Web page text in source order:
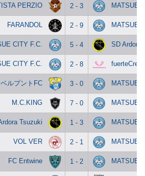
PERZIO 2 - 3 MATSUE
FARANDOL 2 - 9 MATSUE
CITY F.C. 5 - 4 SD Ardora
CITY F.C. 2 - 8
ベルプントFC 3 - 0 MATSUE
M.C.KING 7 - 0 MATSUE
Tsuzuki 1 - 3 MATSUE
VOL VER 2 - 1 MATSUE
FC Entwine 1 - 2 MATSUE